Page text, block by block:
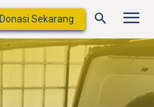
Donasi Sekarang